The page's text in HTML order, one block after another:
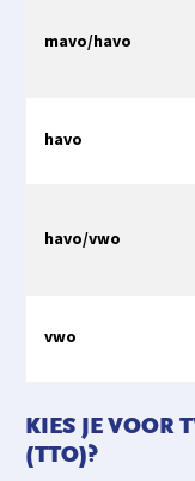
mavo/havo
havo
havo/vwo
vwo
KIES JE VOOR
(TTO)?